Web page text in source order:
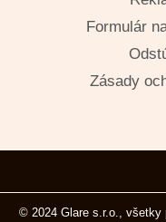
Formulár
Zásady
© 2024 Glare s.r.o., všetky